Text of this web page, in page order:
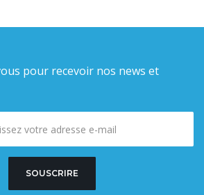
pour recevoir nos news et
SOUSCRIRE